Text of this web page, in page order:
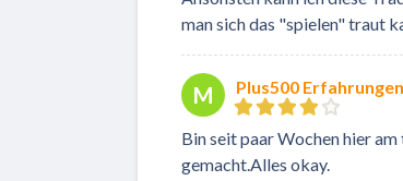
man sich das "spielen" traut
M Plus500
Bin seit paar Wochen hier
gemacht.Alles okay.